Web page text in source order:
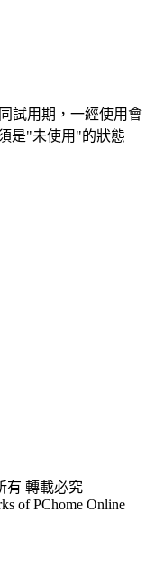
試用期，一經使用會
是"未使用"的狀態
有 轉載必究
of PChome Online